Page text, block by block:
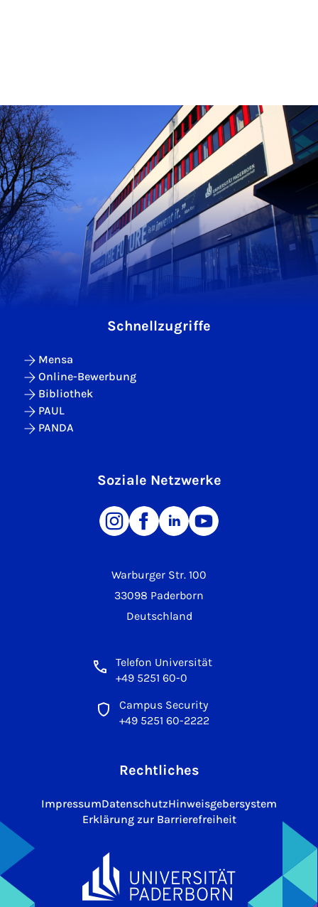
Warburger Str. 100
33098 Paderborn
Deutschland
Telefon Universität
+49 5251 60-0
Campus Security
+49 5251 60-2222
Schnellzugriffe
Mensa
Online-Bewerbung
Bibliothek
PAUL
PANDA
Soziale Netzwerke
Rechtliches
ImpressumDatenschutzHinweisgebersystem
Erklärung zur Barrierefreiheit